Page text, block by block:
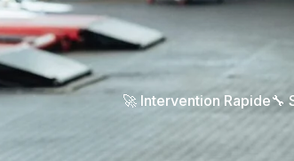
🚀 Intervention Rapide🔧